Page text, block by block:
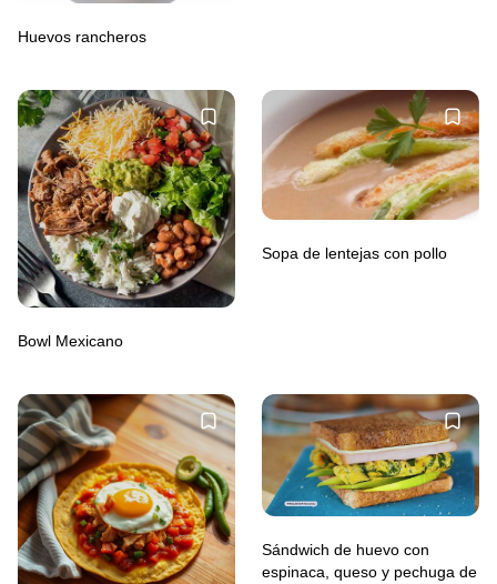
Huevos rancheros
Bowl Mexicano
Sopa de lentejas con pollo
Sándwich de huevo con
espinaca, queso y pechuga de